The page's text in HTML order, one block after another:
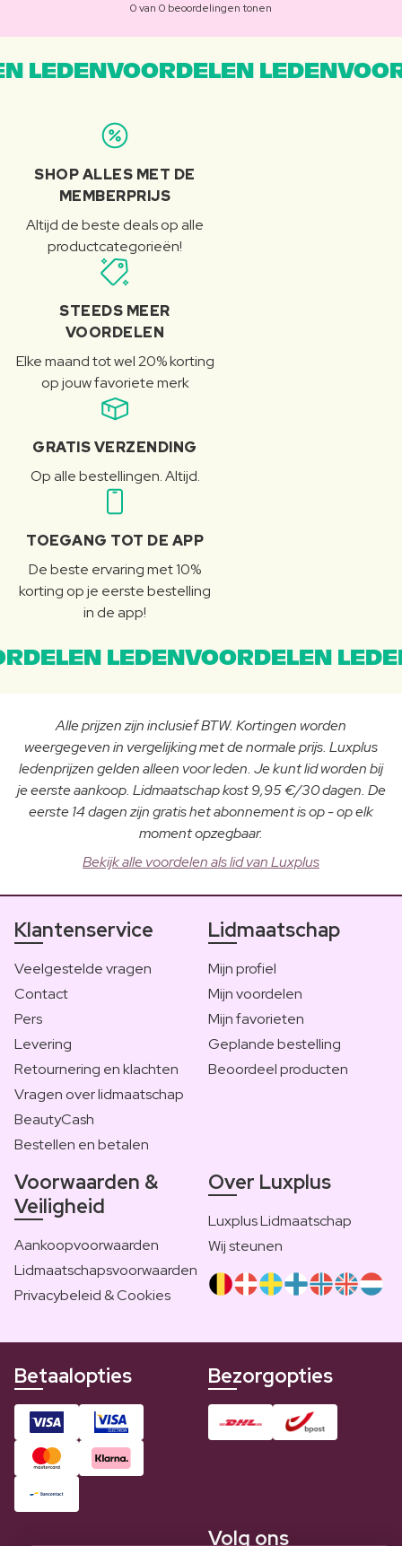
0 van 0 beoordelingen tonen
LEDENVOORDELEN
SHOP ALLES MET DE
MEMBERPRIJS
Altijd de beste deals op alle
productcategorieën!
STEEDS MEER
VOORDELEN
Elke maand tot wel 20% korting
op jouw favoriete merk
GRATIS VERZENDING
Op alle bestellingen. Altijd.
TOEGANG TOT DE APP
De beste ervaring met 10%
korting op je eerste bestelling
in de app!
LEDENVOORDELEN
Alle prijzen zijn inclusief BTW. Kortingen worden
weergegeven in vergelijking met de normale prijs. Luxplus
ledenprijzen gelden alleen voor leden. Je kunt lid worden bij
je eerste aankoop. Lidmaatschap kost 9,95 €/30 dagen. De
eerste 14 dagen zijn gratis het abonnement is op - op elk
moment opzegbaar.
Bekijk alle voordelen als lid van Luxplus
Klantenservice
Veelgestelde vragen
Contact
Pers
Levering
Retournering en klachten
Vragen over lidmaatschap
BeautyCash
Bestellen en betalen
Lidmaatschap
Mijn profiel
Mijn voordelen
Mijn favorieten
Geplande bestelling
Beoordeel producten
Voorwaarden &
Veiligheid
Aankoopvoorwaarden
Lidmaatschapsvoorwaarden
Privacybeleid & Cookies
Over Luxplus
Luxplus Lidmaatschap
Wij steunen
Betaalopties Bezorgopties
Volg ons